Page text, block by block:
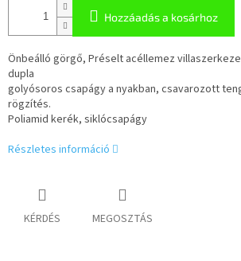
Hozzáadás a kosárhoz
Önbeálló görgő, Préselt acéllemez
dupla
golyósoros csapágy a nyakban, csavarozott
rögzítés.
Poliamid kerék, siklócsapágy
Részletes információ
KÉRDÉS MEGOSZTÁS